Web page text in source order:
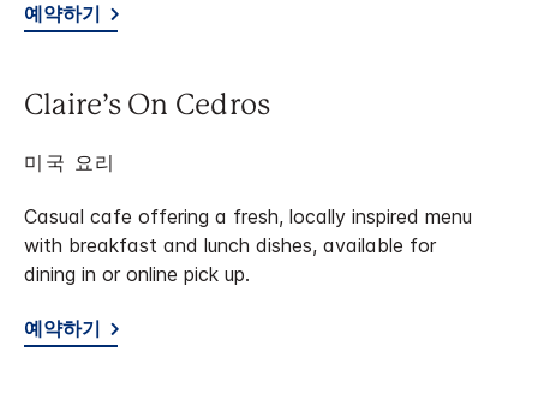
예약하기
Claire’s On Cedros
미국 요리
Casual cafe offering a fresh, locally inspired menu
with breakfast and lunch dishes, available for
dining in or online pick up.
예약하기